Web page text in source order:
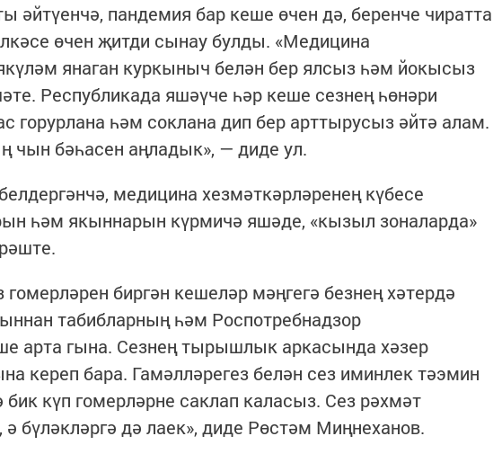
әйтүенчә, пандемия бар кеше өчен дә, беренче чиратта
өчен җитди сынау булды. «Медицина
янаган куркыныч белән бер ялсыз һәм йокысыз
Республикада яшәүче һәр кеше сезнең һөнәри
горурлана һәм соклана дип бер арттырусыз әйтә алам.
чын бәһасен аңладык», — диде ул.
медицина хезмәткәрләренең күбесе
һәм якыннарын күрмичә яшәде, «кызыл зоналарда»
биргән кешеләр мәңгегә безнең хәтердә
табибларның һәм Роспотребнадзор
арта гына. Сезнең тырышлык аркасында хәзер
кереп бара. Гамәлләрегез белән сез иминлек тәэмин
күп гомерләрне саклап каласыз. Сез рәхмәт
ә бүләкләргә дә лаек», диде Рөстәм Миңнеханов.